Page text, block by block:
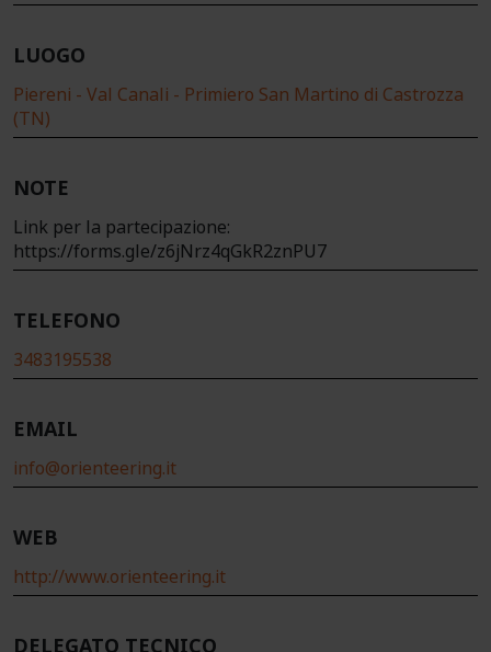
LUOGO
Piereni - Val Canali - Primiero San Martino di Castrozza
(TN)
NOTE
Link per la partecipazione:
https://forms.gle/z6jNrz4qGkR2znPU7
TELEFONO
3483195538
EMAIL
info@orienteering.it
WEB
http://www.orienteering.it
DELEGATO TECNICO